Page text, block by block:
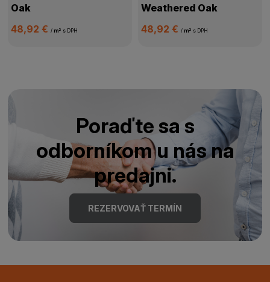
Oak
48,92 €/ m² s DPH
Weathered Oak
48,92 € / m² s DPH
Poraďte sa s
odborníkom u nás na
predajni.
REZERVOVAŤ TERMÍN